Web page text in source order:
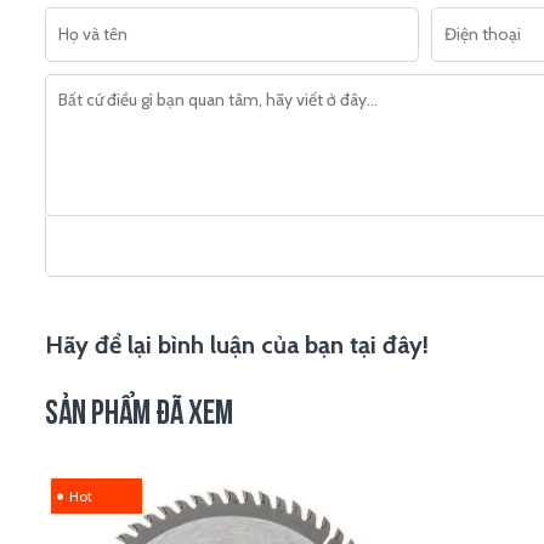
Hãy để lại bình luận của bạn tại đây!
SẢN PHẨM ĐÃ XEM
Hot